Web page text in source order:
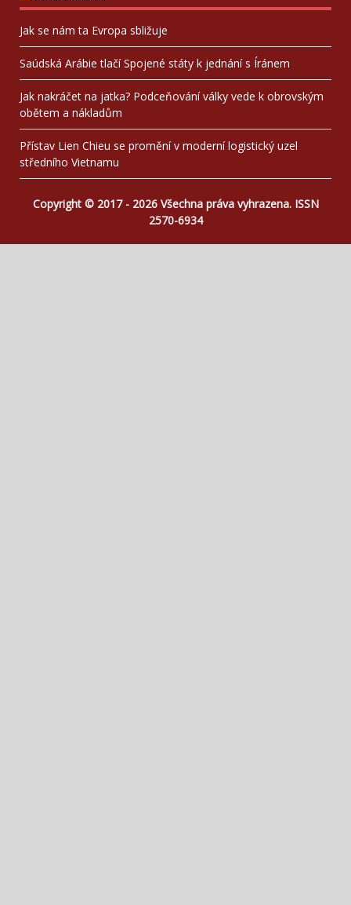
Jak se nám ta Evropa sbližuje
Saúdská Arábie tlačí Spojené státy k jednání s Íránem
Jak nakráčet na jatka? Podceňování války vede k obrovským
obětem a nákladům
Přístav Lien Chieu se promění v moderní logistický uzel
středního Vietnamu
Copyright © 2017 - 2026 Všechna práva vyhrazena. ISSN
2570-6934